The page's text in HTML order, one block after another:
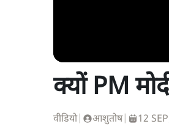
क्यों PM
वीडियो| आशुतोष| 12